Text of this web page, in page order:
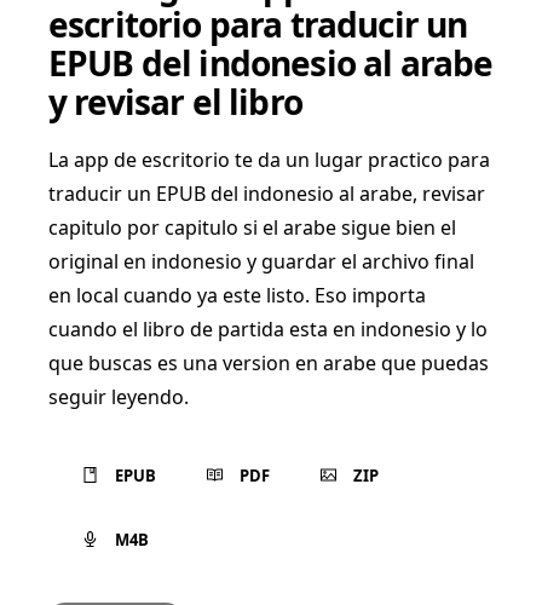
escritorio para traducir un
EPUB del indonesio al arabe
y revisar el libro
La app de escritorio te da un lugar practico para
traducir un EPUB del indonesio al arabe, revisar
capitulo por capitulo si el arabe sigue bien el
original en indonesio y guardar el archivo final
en local cuando ya este listo. Eso importa
cuando el libro de partida esta en indonesio y lo
que buscas es una version en arabe que puedas
seguir leyendo.
EPUB PDF ZIP
M4B